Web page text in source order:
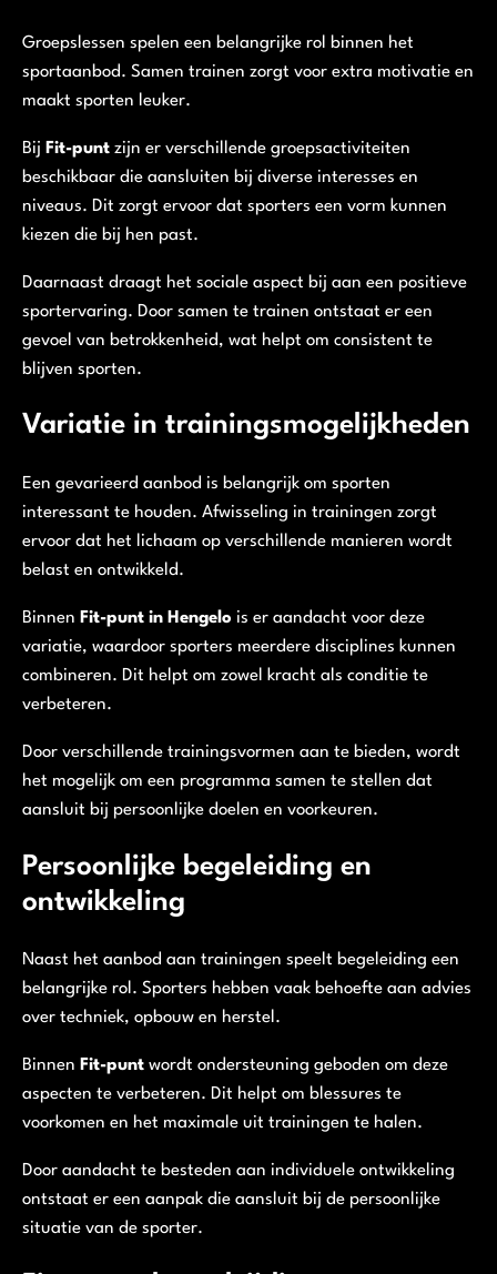
Groepslessen spelen een belangrijke rol binnen het
sportaanbod. Samen trainen zorgt voor extra motivatie en
maakt sporten leuker.
Bij Fit-punt zijn er verschillende groepsactiviteiten
beschikbaar die aansluiten bij diverse interesses en
niveaus. Dit zorgt ervoor dat sporters een vorm kunnen
kiezen die bij hen past.
Daarnaast draagt het sociale aspect bij aan een positieve
sportervaring. Door samen te trainen ontstaat er een
gevoel van betrokkenheid, wat helpt om consistent te
blijven sporten.
Variatie in trainingsmogelijkheden
Een gevarieerd aanbod is belangrijk om sporten
interessant te houden. Afwisseling in trainingen zorgt
ervoor dat het lichaam op verschillende manieren wordt
belast en ontwikkeld.
Binnen Fit-punt in Hengelo is er aandacht voor deze
variatie, waardoor sporters meerdere disciplines kunnen
combineren. Dit helpt om zowel kracht als conditie te
verbeteren.
Door verschillende trainingsvormen aan te bieden, wordt
het mogelijk om een programma samen te stellen dat
aansluit bij persoonlijke doelen en voorkeuren.
Persoonlijke begeleiding en
ontwikkeling
Naast het aanbod aan trainingen speelt begeleiding een
belangrijke rol. Sporters hebben vaak behoefte aan advies
over techniek, opbouw en herstel.
Binnen Fit-punt wordt ondersteuning geboden om deze
aspecten te verbeteren. Dit helpt om blessures te
voorkomen en het maximale uit trainingen te halen.
Door aandacht te besteden aan individuele ontwikkeling
ontstaat er een aanpak die aansluit bij de persoonlijke
situatie van de sporter.